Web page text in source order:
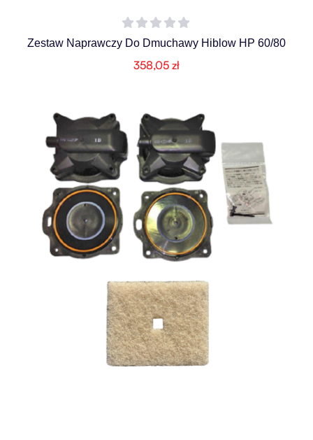
Zestaw Naprawczy Do Dmuchawy Hiblow HP 60/80
358,05 zł